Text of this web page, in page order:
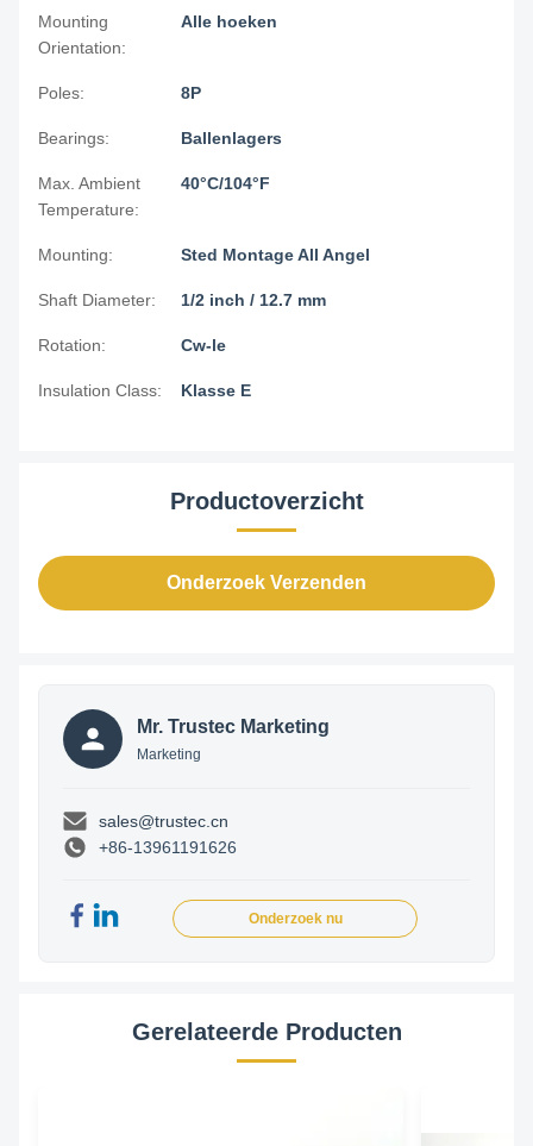
Mounting
Orientation:
Alle hoeken
Poles: 8P
Bearings: Ballenlagers
Max. Ambient
Temperature:
40°C/104°F
Mounting: Sted Montage All Angel
Shaft Diameter: 1/2 inch / 12.7 mm
Rotation: Cw-le
Insulation Class: Klasse E
Productoverzicht
Onderzoek Verzenden
Mr. Trustec Marketing
Marketing
sales@trustec.cn
+86-13961191626
Onderzoek nu
Gerelateerde Producten